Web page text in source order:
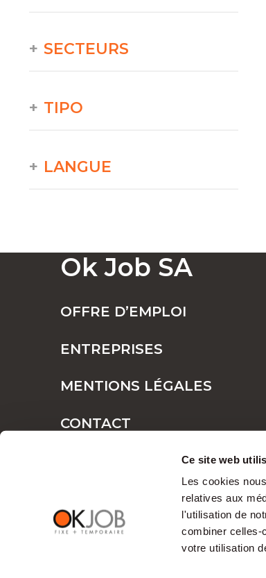
Ce site web
Les cookies
relatives aux
l'utilisation de
combiner celles-
votre utilisation
SECTEURS
TIPO
LANGUE
Ok Job SA
OFFRE D’EMPLOI
ENTREPRISES
MENTIONS LÉGALES
CONTACT